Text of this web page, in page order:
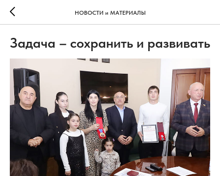
НОВОСТИ и МАТЕРИАЛЫ
Задача – сохранить и развивать